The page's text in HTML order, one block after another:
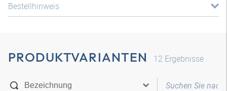
Bestellhinweis
PRODUKTVARIANTEN 12 Ergebnisse